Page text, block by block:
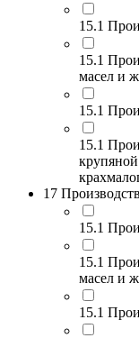
15.1
15.1
масел и
15.1
15.1
17
15.1
15.1
масел и
15.1